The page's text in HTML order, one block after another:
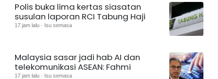
Polis buka lima kertas siasatan
susulan laporan RCI Tabung Haji
17 jam lalu · Isu semasa
Malaysia sasar jadi hab AI dan
telekomunikasi ASEAN: Fahmi
17 jam lalu · Isu semasa